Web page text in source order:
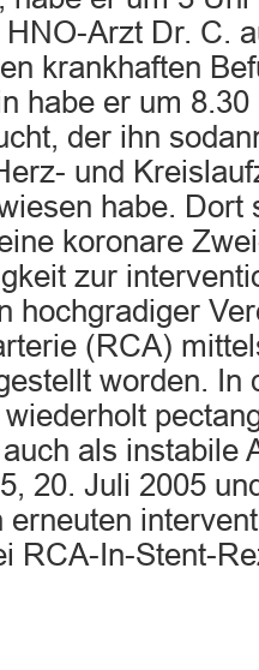
HNO-Arzt Dr. C.
krankhaften
habe er um
der ihn
und
habe. Dort
koronare
zur
hochgradiger
(RCA)
worden. In
als instabile
20. Juli 2005
erneuten
RCA-In-Stent-